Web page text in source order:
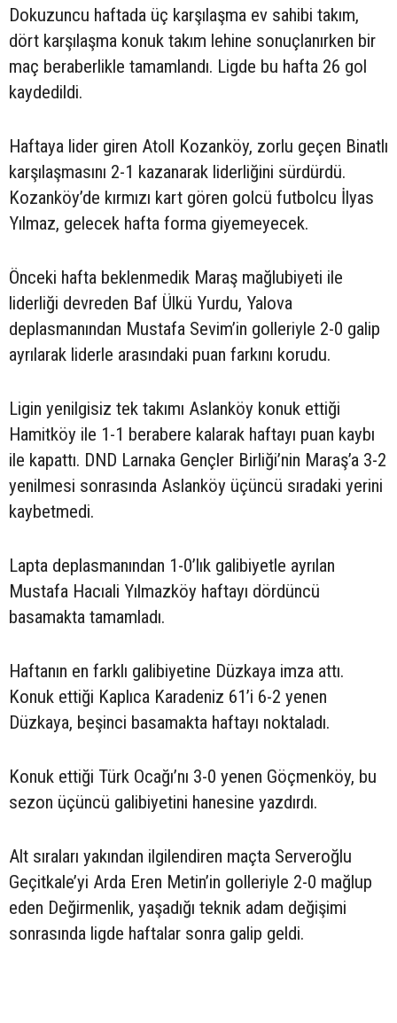
Dokuzuncu haftada üç karşılaşma ev sahibi takım,
dört karşılaşma konuk takım lehine sonuçlanırken bir
maç beraberlikle tamamlandı. Ligde bu hafta 26 gol
kaydedildi.
Haftaya lider giren Atoll Kozanköy, zorlu geçen Binatlı
karşılaşmasını 2-1 kazanarak liderliğini sürdürdü.
Kozanköy’de kırmızı kart gören golcü futbolcu İlyas
Yılmaz, gelecek hafta forma giyemeyecek.
Önceki hafta beklenmedik Maraş mağlubiyeti ile
liderliği devreden Baf Ülkü Yurdu, Yalova
deplasmanından Mustafa Sevim’in golleriyle 2-0 galip
ayrılarak liderle arasındaki puan farkını korudu.
Ligin yenilgisiz tek takımı Aslanköy konuk ettiği
Hamitköy ile 1-1 berabere kalarak haftayı puan kaybı
ile kapattı. DND Larnaka Gençler Birliği’nin Maraş’a 3-2
yenilmesi sonrasında Aslanköy üçüncü sıradaki yerini
kaybetmedi.
Lapta deplasmanından 1-0’lık galibiyetle ayrılan
Mustafa Hacıali Yılmazköy haftayı dördüncü
basamakta tamamladı.
Haftanın en farklı galibiyetine Düzkaya imza attı.
Konuk ettiği Kaplıca Karadeniz 61’i 6-2 yenen
Düzkaya, beşinci basamakta haftayı noktaladı.
Konuk ettiği Türk Ocağı’nı 3-0 yenen Göçmenköy, bu
sezon üçüncü galibiyetini hanesine yazdırdı.
Alt sıraları yakından ilgilendiren maçta Serveroğlu
Geçitkale’yi Arda Eren Metin’in golleriyle 2-0 mağlup
eden Değirmenlik, yaşadığı teknik adam değişimi
sonrasında ligde haftalar sonra galip geldi.